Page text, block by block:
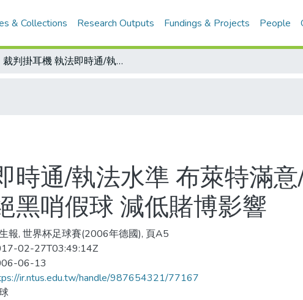
& Collections Research Outputs Fundings & Projects People
裁判掛耳機 執法即時通/執法水準 布萊特滿意/4項措施 許一個乾淨的世界杯 拒絕黑哨假球 減低賭博影響
時通/執法水準 布萊特滿
黑哨假球 減低賭博影響
報, 世界杯足球賽(2006年德國), 頁A5
02-27T03:49:14Z
06-13
ir.ntus.edu.tw/handle/987654321/77167